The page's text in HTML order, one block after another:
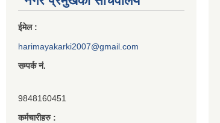
ईमेल :
harimayakarki2007@gmail.com
सम्पर्क नं.
9848160451
कर्मचारीहरु :